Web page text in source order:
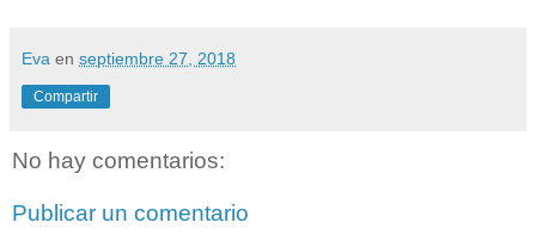
Eva en septiembre 27, 2018
Compartir
No hay comentarios:
Publicar un comentario